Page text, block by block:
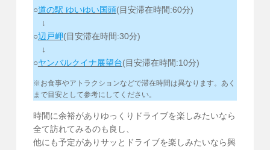
○道の駅 ゆいゆい国頭(目安滞在時間:60分)
↓
○辺戸岬(目安滞在時間:30分)
↓
○ヤンバルクイナ展望台(目安滞在時間:10分)
※お食事やアトラクションなどで滞在時間は異なります。あく
まで目安として参考にしてください。
時間に余裕がありゆっくりドライブを楽しみたいなら
全て訪れてみるのも良し、
他にも予定がありサッとドライブを楽しみたいなら興